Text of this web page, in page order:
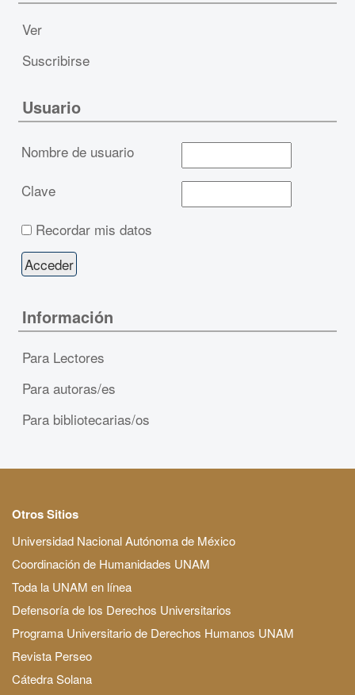
Ver
Suscribirse
Usuario
Nombre de usuario
Clave
Recordar mis datos
Información
Para Lectores
Para autoras/es
Para bibliotecarias/os
Otros Sitios
Universidad Nacional Autónoma de México
Coordinación de Humanidades UNAM
Toda la UNAM en línea
Defensoría de los Derechos Universitarios
Programa Universitario de Derechos Humanos UNAM
Revista Perseo
Cátedra Solana